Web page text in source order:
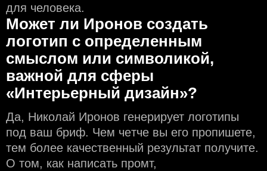
для человека.
Может ли Иронов создать
логотип с определeнным
смыслом или символикой,
важной для сферы
«Интерьерный дизайн»?
Да, Николай Иронов генерирует логотипы
под ваш бриф. Чем чeтче вы его пропишете,
тем более качественный результат получите.
О том, как написать промт,